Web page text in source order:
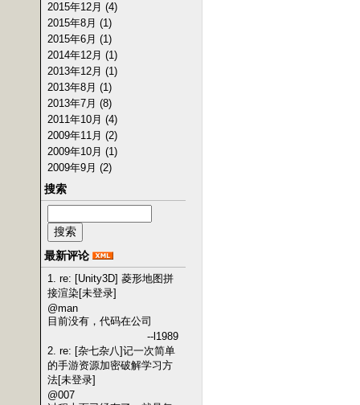
2015年12月 (4)
2015年8月 (1)
2015年6月 (1)
2014年12月 (1)
2013年12月 (1)
2013年8月 (1)
2013年7月 (8)
2011年10月 (4)
2009年11月 (2)
2009年10月 (1)
2009年9月 (2)
搜索
最新评论
1. re: [Unity3D] 菱形地图拼
接渲染[未登录]
@man
目前没有，代码在公司
--l1989
2. re: [杂七杂八]记一次简单
的手游资源加密破解学习方
法[未登录]
@007